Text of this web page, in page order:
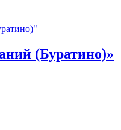
(Буратино)»